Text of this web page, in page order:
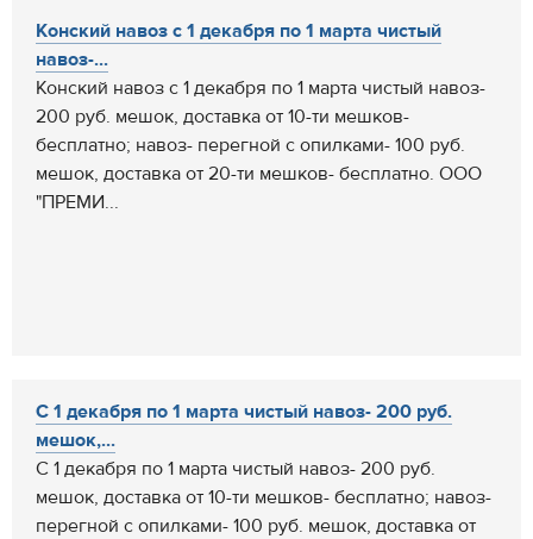
Конский навоз с 1 декабря по 1 марта чистый
навоз-...
Конский навоз с 1 декабря по 1 марта чистый навоз-
200 руб. мешок, доставка от 10-ти мешков-
бесплатно; навоз- перегной с опилками- 100 руб.
мешок, доставка от 20-ти мешков- бесплатно. ООО
"ПРЕМИ...
С 1 декабря по 1 марта чистый навоз- 200 руб.
мешок,...
С 1 декабря по 1 марта чистый навоз- 200 руб.
мешок, доставка от 10-ти мешков- бесплатно; навоз-
перегной с опилками- 100 руб. мешок, доставка от